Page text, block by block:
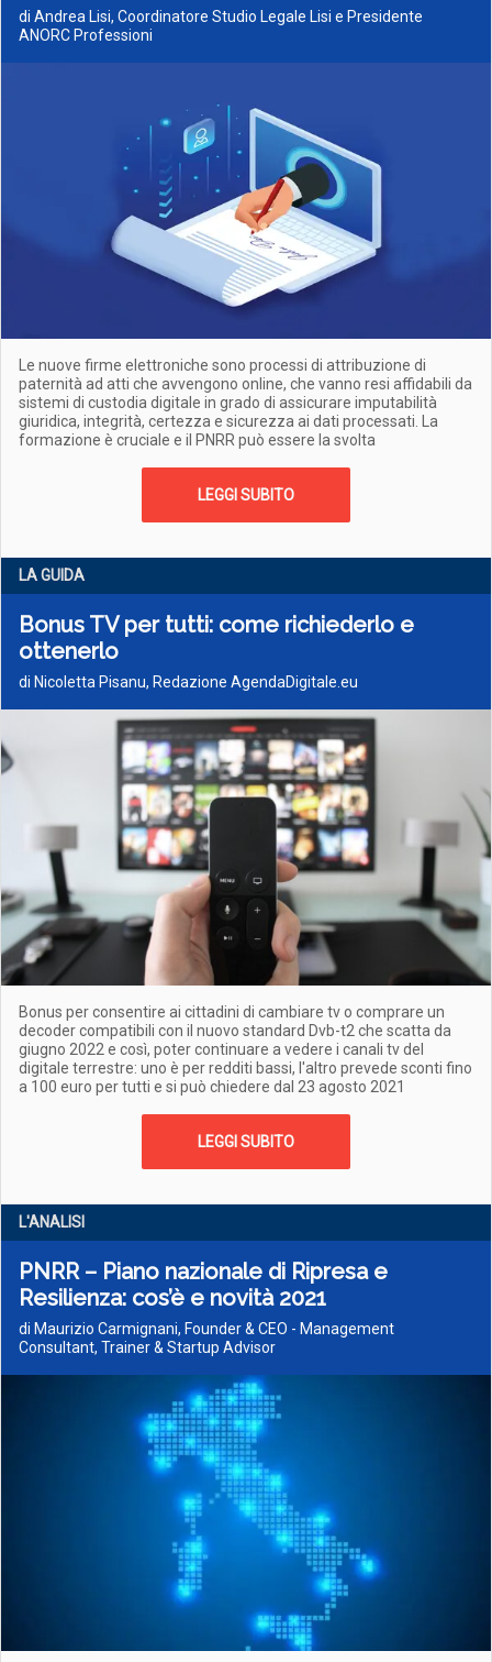
di Andrea Lisi, Coordinatore Studio Legale Lisi e Presidente
ANORC Professioni
Le nuove firme elettroniche sono processi di attribuzione di
paternità ad atti che avvengono online, che vanno resi affidabili da
sistemi di custodia digitale in grado di assicurare imputabilità
giuridica, integrità, certezza e sicurezza ai dati processati. La
formazione è cruciale e il PNRR può essere la svolta
LEGGI SUBITO
LA GUIDA
Bonus TV per tutti: come richiederlo e
ottenerlo
di Nicoletta Pisanu, Redazione AgendaDigitale.eu
Bonus per consentire ai cittadini di cambiare tv o comprare un
decoder compatibili con il nuovo standard Dvb-t2 che scatta da
giugno 2022 e così, poter continuare a vedere i canali tv del
digitale terrestre: uno è per redditi bassi, l'altro prevede sconti fino
a 100 euro per tutti e si può chiedere dal 23 agosto 2021
LEGGI SUBITO
L'ANALISI
PNRR – Piano nazionale di Ripresa e
Resilienza: cos’è e novità 2021
di Maurizio Carmignani, Founder & CEO - Management
Consultant, Trainer & Startup Advisor